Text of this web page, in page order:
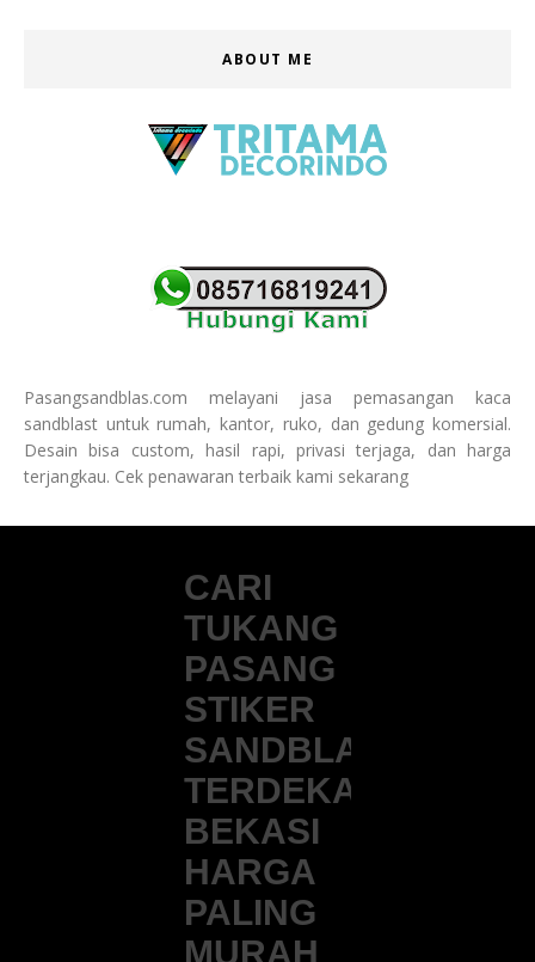
ABOUT ME
Pasangsandblas.com melayani jasa pemasangan kaca
sandblast untuk rumah, kantor, ruko, dan gedung komersial.
Desain bisa custom, hasil rapi, privasi terjaga, dan harga
terjangkau. Cek penawaran terbaik kami sekarang
CARI
TUKANG
PASANG
STIKER
SANDBLAST
TERDEKAT
BEKASI
HARGA
PALING
MURAH